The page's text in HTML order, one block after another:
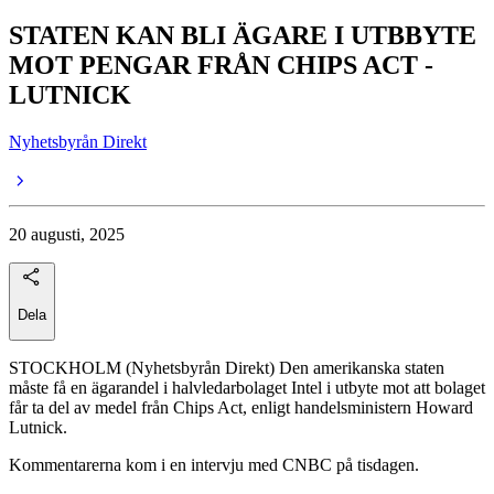
STATEN KAN BLI ÄGARE I UTBBYTE
MOT PENGAR FRÅN CHIPS ACT -
LUTNICK
Nyhetsbyrån Direkt
20 augusti, 2025
Dela
STOCKHOLM (Nyhetsbyrån Direkt) Den amerikanska staten
måste få en ägarandel i halvledarbolaget Intel i utbyte mot att bolaget
får ta del av medel från Chips Act, enligt handelsministern Howard
Lutnick.
Kommentarerna kom i en intervju med CNBC på tisdagen.